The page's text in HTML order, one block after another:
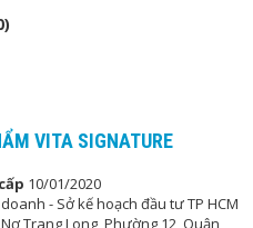
VITA SIGNATURE
10/01/2020
- Sở kế hoạch đầu tư TP HCM
Trang Long, Phường 12, Quận